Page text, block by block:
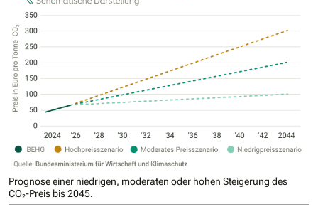
Prognose einer niedrigen, moderaten oder hohen Steigerung des
CO₂-Preis bis 2045.